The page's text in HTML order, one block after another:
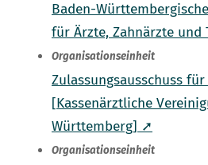
Baden-
für Ärzte, Zahnärzte und
Organisationseinheit
Zulassungsausschuss
[Kassenärztliche
Württemberg] ➚
Organisationseinheit